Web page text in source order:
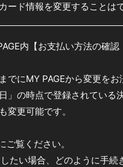
ード情報を変更することは
内【お支払い方法の確
でにMY PAGEから変更をお
」の時点で登録されている
変更可能です。
ご覧ください。
たい場合、どのように手続